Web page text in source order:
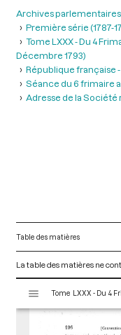
Archives
Première série (1787-
Tome LXXX - Du 4
Décembre 1793)
République française
Séance du 6 frimaire
Adresse de la
Table des matières
La table des matières ne
s